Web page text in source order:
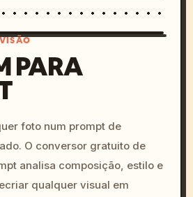
colors, 8k --v 6.0
PARA
foto num prompt de
O conversor gratuito de
analisa composição, estilo e
qualquer visual em